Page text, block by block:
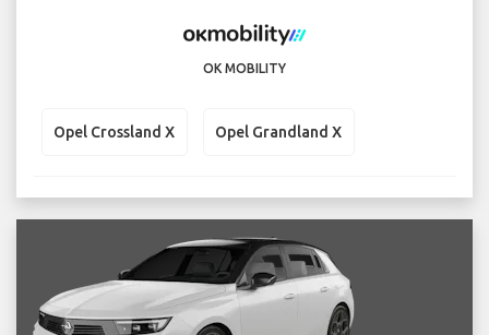
OK MOBILITY
Opel Crossland X Opel Grandland X